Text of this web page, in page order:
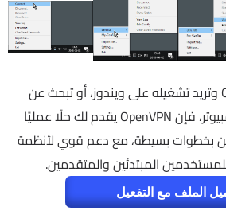
إذا كان لديك ملف OVPN وتريد تشغيله على ويندوز، أو تبحث عن
برنامج VPN موثوق للكمبيوتر، فإن OpenVPN يقدم لك حلًا عمليًا
بخطوات بسيطة، مع دعم قوي لأنظمة
المبتدئين والمتقدمين.
الملف مع التفعيل